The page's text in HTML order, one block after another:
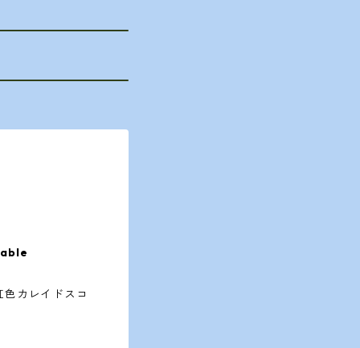
カレイドスコ